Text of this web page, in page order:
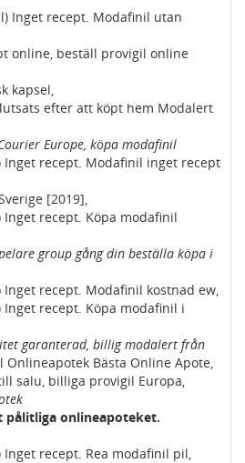
Inget recept. Modafinil utan
online, beställ provigil online
kapsel,
efter att köpt hem Modalert
Europe, köpa modafinil
Inget recept. Modafinil inget recept
[2019],
recept. Köpa modafinil
group gång din beställa köpa i
Inget recept. Modafinil kostnad ew,
Inget recept. Köpa modafinil i
garanterad, billig modalert från
Bästa Online Apote,
salu, billiga provigil Europa,
pålitliga onlineapoteket.
Inget recept. Rea modafinil pil,